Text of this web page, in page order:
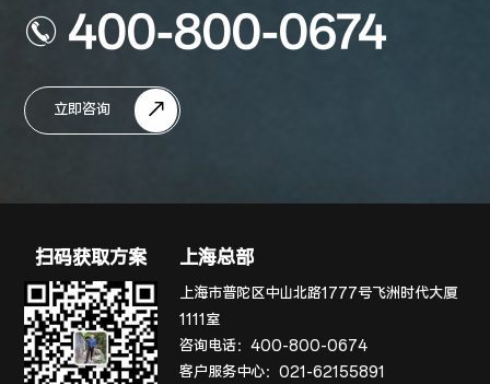
400-800-0674
立即咨询
扫码获取方案 上海总部
上海市普陀区中山北路1777号飞洲时代大厦
1111室
咨询电话：400-800-0674
客户服务中心：021-62155891